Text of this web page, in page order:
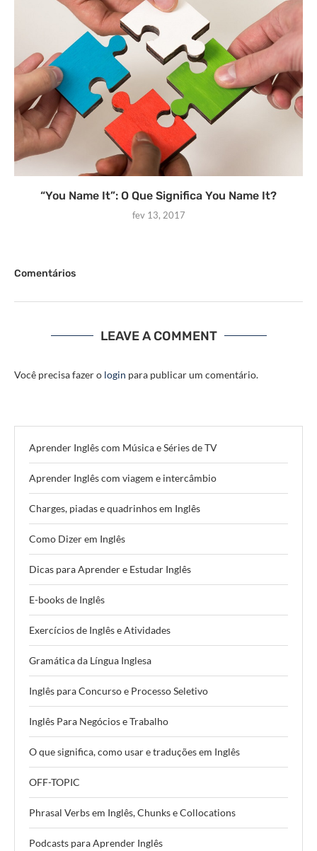
“You Name It”: O Que Significa You Name It?
fev 13, 2017
Comentários
LEAVE A COMMENT
Você precisa fazer o login para publicar um comentário.
Aprender Inglês com Música e Séries de TV
Aprender Inglês com viagem e intercâmbio
Charges, piadas e quadrinhos em Inglês
Como Dizer em Inglês
Dicas para Aprender e Estudar Inglês
E-books de Inglês
Exercícios de Inglês e Atividades
Gramática da Língua Inglesa
Inglês para Concurso e Processo Seletivo
Inglês Para Negócios e Trabalho
O que significa, como usar e traduções em Inglês
OFF-TOPIC
Phrasal Verbs em Inglês, Chunks e Collocations
Podcasts para Aprender Inglês